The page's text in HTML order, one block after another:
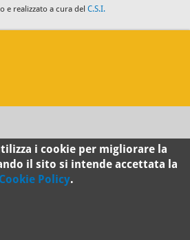
e realizzato a cura del C.S.I.
i cookie per migliorare la
il sito si intende accettata la
Cookie Policy.